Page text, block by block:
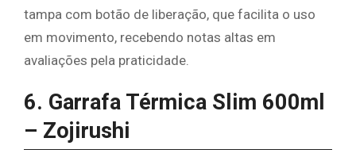
tampa com botão de liberação, que facilita o uso
em movimento, recebendo notas altas em
avaliações pela praticidade.
6. Garrafa Térmica Slim 600ml
– Zojirushi